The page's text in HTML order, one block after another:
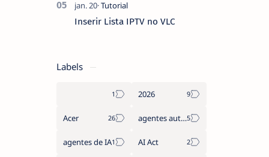
Inserir Lista IPTV no VLC
Labels
2026
Acer agentes autónomos
agentes de IA AI Act